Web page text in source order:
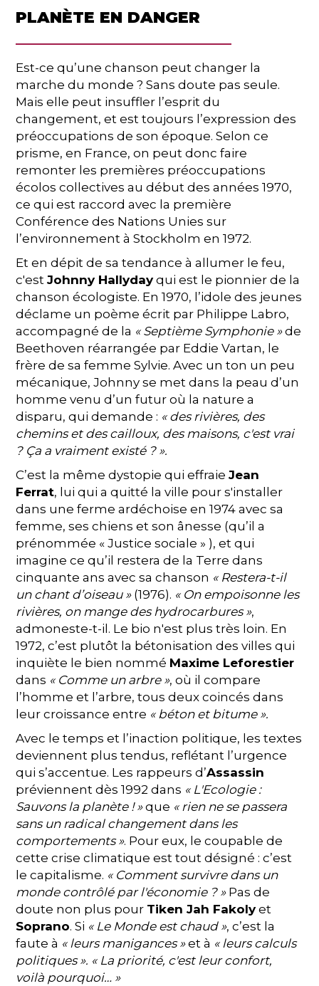
PLANÈTE EN DANGER
Est-ce qu’une chanson peut changer la
marche du monde ? Sans doute pas seule.
Mais elle peut insuffler l’esprit du
changement, et est toujours l’expression des
préoccupations de son époque. Selon ce
prisme, en France, on peut donc faire
remonter les premières préoccupations
écolos collectives au début des années 1970,
ce qui est raccord avec la première
Conférence des Nations Unies sur
l’environnement à Stockholm en 1972.
Et en dépit de sa tendance à allumer le feu,
c'estJohnny Hallydayqui est le pionnier de la
chanson écologiste. En 1970, l’idole des jeunes
déclame un poème écrit par Philippe Labro,
accompagné de la « Septième Symphonie »de
Beethoven réarrangée par Eddie Vartan, le
frère de sa femme Sylvie. Avec un ton un peu
mécanique, Johnny se met dans la peau d’un
homme venu d’un futur où la nature a
disparu, qui demande : « des rivières, des
chemins et des cailloux, des maisons, c'est vrai
? Ça a vraiment existé ? ».
C’est la même dystopie qui effraieJean
Ferrat, lui qui a quitté la ville pour s'installer
dans une ferme ardéchoise en 1974 avec sa
femme, ses chiens et son ânesse (qu’il a
prénommée « Justice sociale » ), et qui
imagine ce qu’il restera de la Terre dans
cinquante ans avec sa chanson « Restera-t-il
un chant d’oiseau »(1976). « On empoisonne les
rivières, on mange des hydrocarbures »,
admoneste-t-il. Le bio n'est plus très loin. En
1972, c’est plutôt la bétonisation des villes qui
inquiète le bien nommé Maxime Leforestier
dans « Comme un arbre », où il compare
l’homme et l’arbre, tous deux coincés dans
leur croissance entre « béton et bitume ».
Avec le temps et l’inaction politique, les textes
deviennent plus tendus, reflétant l’urgence
qui s’accentue. Les rappeurs d’Assassin
préviennent dès 1992 dans « L'Ecologie :
Sauvons la planète ! »que « rien ne se passera
sans un radical changement dans les
comportements ». Pour eux, le coupable de
cette crise climatique est tout désigné : c’est
le capitalisme. « Comment survivre dans un
monde contrôlé par l'économie ? »Pas de
doute non plus pour Tiken Jah Fakolyet
Soprano. Si « Le Monde est chaud », c’est la
faute à « leurs manigances »et à « leurs calculs
politiques ». « La priorité, c'est leur confort,
voilà pourquoi… »